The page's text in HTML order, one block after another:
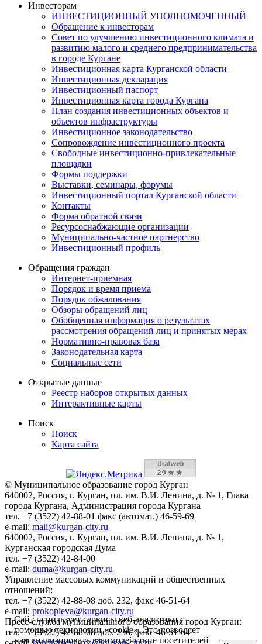
Инвесторам
ИНВЕСТИЦИОННЫЙ УПОЛНОМОЧЕННЫЙ
Обращение к инвесторам
Совет по улучшению инвестиционного климата и
развитию малого и среднего предпринимательства
в городе Кургане
Инвестиционная карта Курганской области
Инвестиционная декларация
Инвестиционный паспорт
Инвестиционная карта города Кургана
План создания инвестиционных объектов и
объектов инфраструктуры
Инвестиционное законодательство
Сопровождение инвестиционного проекта
Свободные инвестиционно-привлекательные
площадки
Формы поддержки
Выставки, семинары, форумы
Инвестиционный портал Курганской области
Контакты
Форма обратной связи
Ресурсоснабжающие организации
Муниципально-частное партнерство
Инвестиционный профиль
Обращения граждан
Интернет-приемная
Порядок и время приема
Порядок обжалования
Обзоры обращений лиц
Обобщенная информация о результатах
рассмотрения обращений лиц и принятых мерах
Нормативно-правовая база
Законодательная карта
Социальные сети
Открытые данные
Реестр наборов открытых данных
Интерактивные карты
Поиск
Поиск
Карта сайта
© Муниципальное образование город Курган
640002, Россия, г. Курган, пл. им. В.И. Ленина, д. № 1, Глава
города Кургана, Администрация города Кургана
тел. +7 (3522) 42-88-01 факс (автомат.) 46-59-69
e-mail: mail@kurgan-city.ru
640002, Россия, г. Курган, пл. им. В.И. Ленина, д. № 1,
Курганская городская Дума
тел. +7 (3522) 42-84-00
e-mail: duma@kurgan-city.ru
Управление массовых коммуникаций и общественных
отношений:
тел. +7 (3522) 42-88-08 доб. 232, факс 46-51-64
e-mail: prokopieva@kurgan-city.ru
Пресс-служба муниципального образования город Курган:
тел. +7 (3522) 42-88-08 доб. 236, факс 46-51-64
Сайт использует сервисы веб-аналитики с
помощью технологии «cookie». Это позволяет
нам анализировать взаимодействие посетителей